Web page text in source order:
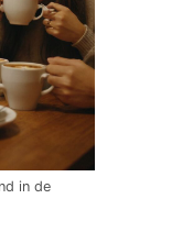
in de